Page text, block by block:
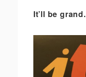
It’ll be grand.